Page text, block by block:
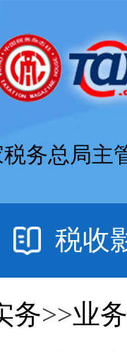
税务总局主
税收
务>>业